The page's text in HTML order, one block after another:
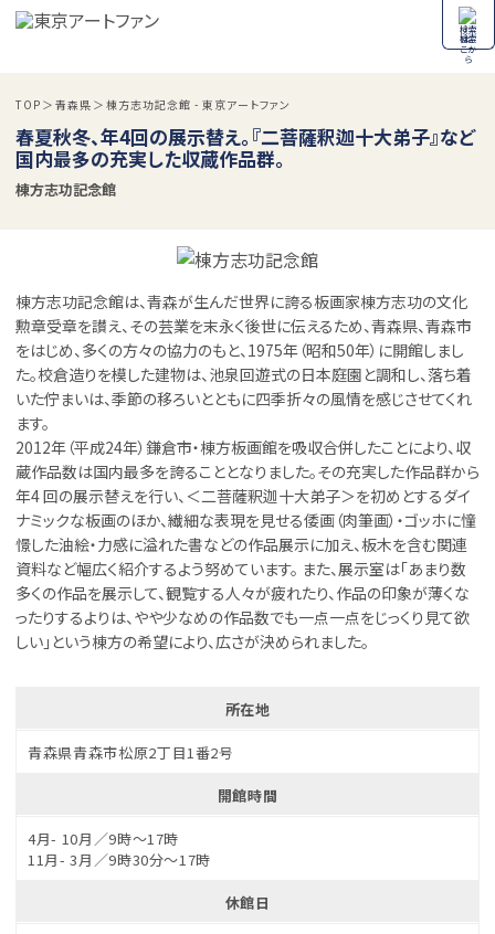
検索
TOP 青森県 棟方志功記念館 - 東京アートファン
春夏秋冬、年4回の展示替え。『二菩薩釈迦十大弟子』など
国内最多の充実した収蔵作品群。
棟方志功記念館
棟方志功記念館は、青森が生んだ世界に誇る板画家棟方志功の文化
勲章受章を讃え、その芸業を末永く後世に伝えるため、青森県、青森市
をはじめ、多くの方々の協力のもと、1975年（昭和50年）に開館しまし
た。校倉造りを模した建物は、池泉回遊式の日本庭園と調和し、落ち着
いた佇まいは、季節の移ろいとともに四季折々の風情を感じさせてくれ
ます。
2012年（平成24年）鎌倉市・棟方板画館を吸収合併したことにより、収
蔵作品数は国内最多を誇ることとなりました。その充実した作品群から
年4 回の展示替えを行い、＜二菩薩釈迦十大弟子＞を初めとするダイ
ナミックな板画のほか、繊細な表現を見せる倭画（肉筆画）・ゴッホに憧
憬した油絵・力感に溢れた書などの作品展示に加え、板木を含む関連
資料など幅広く紹介するよう努めています。 また、展示室は「あまり数
多くの作品を展示して、観覧する人々が疲れたり、作品の印象が薄くな
ったりするよりは、やや少なめの作品数でも一点一点をじっくり見て欲
しい」という棟方の希望により、広さが決められました。
所在地
青森県青森市松原2丁目1番2号
開館時間
4月- 10月／9時～17時
11月- 3月／9時30分～17時
休館日